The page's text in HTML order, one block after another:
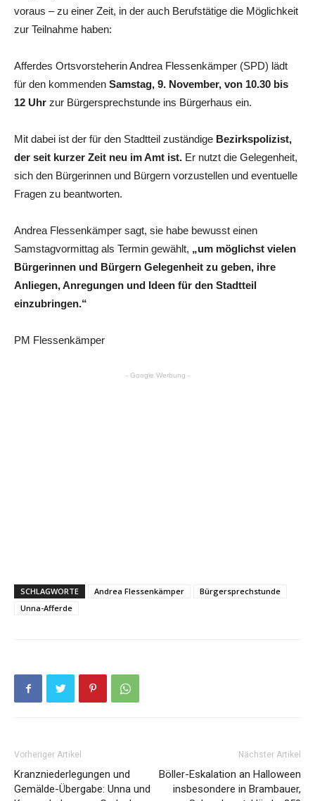
voraus – zu einer Zeit, in der auch Berufstätige die Möglichkeit
zur Teilnahme haben:
Afferdes Ortsvorsteherin Andrea Flessenkämper (SPD) lädt
für den kommenden Samstag, 9. November, von 10.30 bis
12 Uhr zur Bürgersprechstunde ins Bürgerhaus ein.
Mit dabei ist der für den Stadtteil zuständige Bezirkspolizist,
der seit kurzer Zeit neu im Amt ist. Er nutzt die Gelegenheit,
sich den Bürgerinnen und Bürgern vorzustellen und eventuelle
Fragen zu beantworten.
Andrea Flessenkämper sagt, sie habe bewusst einen
Samstagvormittag als Termin gewählt, „um möglichst vielen
Bürgerinnen und Bürgern Gelegenheit zu geben, ihre
Anliegen, Anregungen und Ideen für den Stadtteil
einzubringen.“
PM Flessenkämper
- Google Werbung -
SCHLAGWORTE Andrea Flessenkämper
Bürgersprechstunde
Unna-Afferde
Vorheriger Artikel
Kranzniederlegungen und
Gemälde-Übergabe: Unna und
Nächster Artikel
Böller-Eskalation an Halloween
insbesondere in Brambauer,